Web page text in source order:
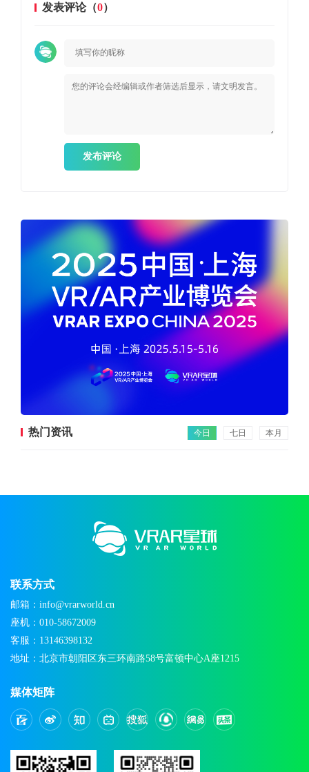
发表评论（0）
发布评论
热门资讯 今日 七日 本月
联系方式
邮箱：info@vrarworld.cn
座机：010-58672009
客服：13146398132
地址：北京市朝阳区东三环南路58号富顿中心A座1215
媒体矩阵